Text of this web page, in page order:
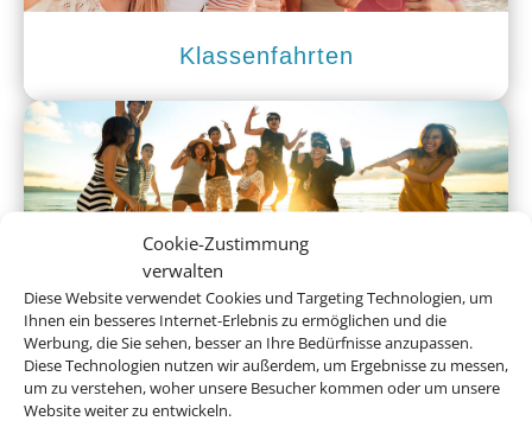
Cookie-Zustimmung
verwalten
Diese Website verwendet Cookies und Targeting Technologien, um
Ihnen ein besseres Internet-Erlebnis zu ermöglichen und die
Werbung, die Sie sehen, besser an Ihre Bedürfnisse anzupassen.
Diese Technologien nutzen wir außerdem, um Ergebnisse zu messen,
um zu verstehen, woher unsere Besucher kommen oder um unsere
Website weiter zu entwickeln.
Klassenfahrten
Gruppenreisen